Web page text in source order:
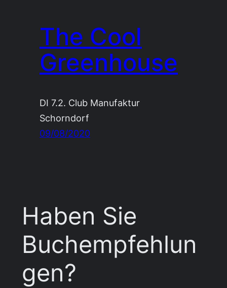
The Cool
Greenhouse
DI 7.2. Club Manufaktur
Schorndorf
09/08/2020
Haben Sie
Buchempfehlun
gen?